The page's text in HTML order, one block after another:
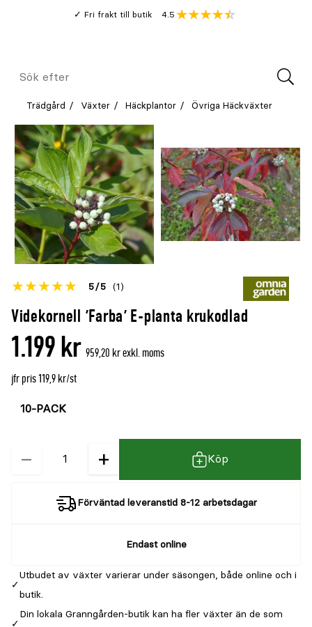
Fri frakt till butik
Genomsnitt
4.5
Meny
Sök
Trädgård Växter Häckplantor Övriga Häckväxter
Videkornell 'Farba' E-planta krukodlad
Betyget
denna
5 5 (1)
Öppna
1.199 kr 959,20 kr exkl. moms
jfr pris 119,9 kr/st
− + Köp
Förväntad leveranstid 8-12 arbetsdagar
Endast online
Utbudet av växter varierar under säsongen, både online och i
butik.
Din lokala Granngården-butik kan ha fler växter än de som